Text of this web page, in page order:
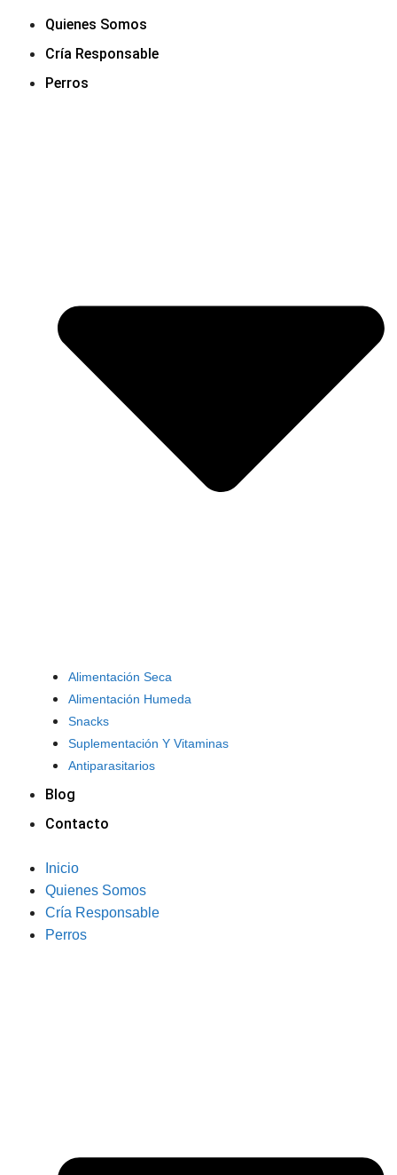
Quienes Somos
Cría Responsable
Perros
Alimentación Seca
Alimentación Humeda
Snacks
Suplementación Y Vitaminas
Antiparasitarios
Blog
Contacto
Inicio
Quienes Somos
Cría Responsable
Perros